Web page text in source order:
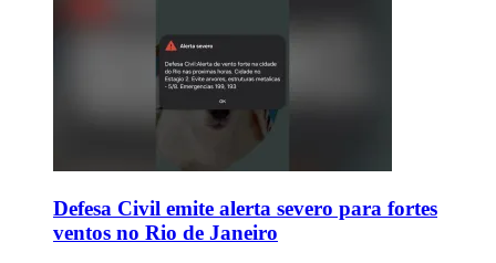
Defesa Civil emite alerta severo para fortes
ventos no Rio de Janeiro